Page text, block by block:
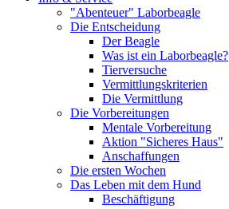
"Abenteuer" Laborbeagle
Die Entscheidung
Der Beagle
Was ist ein Laborbeagle?
Tierversuche
Vermittlungskriterien
Die Vermittlung
Die Vorbereitungen
Mentale Vorbereitung
Aktion "Sicheres Haus"
Anschaffungen
Die ersten Wochen
Das Leben mit dem Hund
Beschäftigung